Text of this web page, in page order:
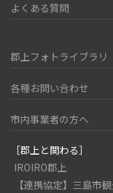
よくある質問
郡上フォトライブラリ
各種お問い合わせ
市内事業者の方へ
［郡上と関わる］
IROIRO郡上
【連携協定】三島市